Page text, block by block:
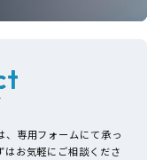
専用フォームにて承っ
お気軽にご相談くださ